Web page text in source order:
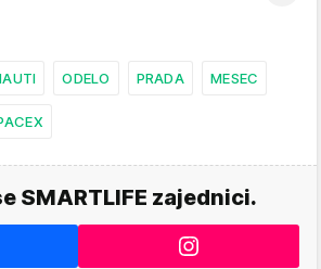
ODELO PRADA MESEC
SMARTLIFE zajednici.